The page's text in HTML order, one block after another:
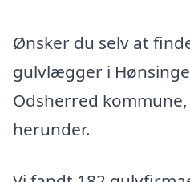
Ønsker du selv at
gulvlægger i
Odsherred
herunder.